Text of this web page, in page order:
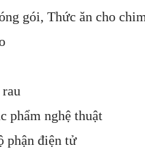
gói, Thức ăn cho
phẩm nghệ thuật
phận điện tử